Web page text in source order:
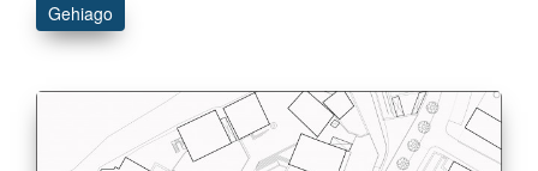
Gehiago